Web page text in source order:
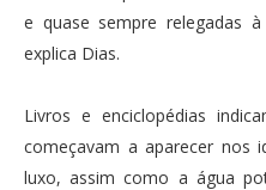
e quase sempre relegadas
explica Dias.
Livros e enciclopédias
começavam a aparecer nos
luxo, assim como a água